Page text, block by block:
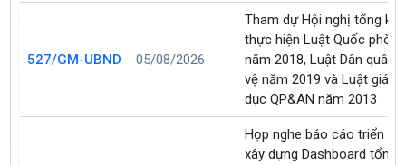
527/GM-UBND 05/08/2026
Tham dự Hội nghị tổng kết
thực hiện Luật Quốc phòng
năm 2018, Luật Dân quân
vệ năm 2019 và Luật giáo
dục QP&AN năm 2013
Họp nghe báo cáo triển
xây dựng Dashboard tổng